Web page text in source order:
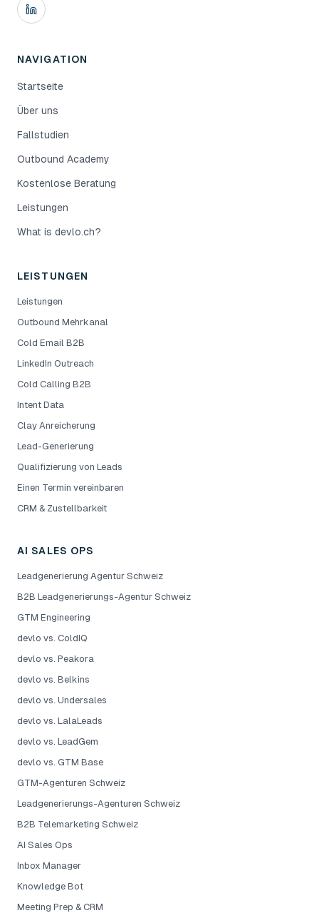
NAVIGATION
Startseite
Über uns
Fallstudien
Outbound Academy
Kostenlose Beratung
Leistungen
What is devlo.ch?
LEISTUNGEN
Leistungen
Outbound Mehrkanal
Cold Email B2B
LinkedIn Outreach
Cold Calling B2B
Intent Data
Clay Anreicherung
Lead-Generierung
Qualifizierung von Leads
Einen Termin vereinbaren
CRM & Zustellbarkeit
AI SALES OPS
Leadgenerierung Agentur Schweiz
B2B Leadgenerierungs-Agentur Schweiz
GTM Engineering
devlo vs. ColdIQ
devlo vs. Peakora
devlo vs. Belkins
devlo vs. Undersales
devlo vs. LalaLeads
devlo vs. LeadGem
devlo vs. GTM Base
GTM-Agenturen Schweiz
Leadgenerierungs-Agenturen Schweiz
B2B Telemarketing Schweiz
AI Sales Ops
Inbox Manager
Knowledge Bot
Meeting Prep & CRM